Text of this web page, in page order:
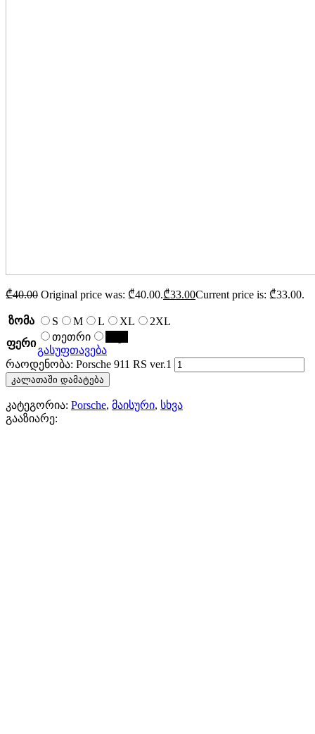
₾40.00 Original price was: ₾40.00.₾33.00Current price is: ₾33.00.
ზომა S M L XL
2XL
ფერი
თეთრი
გასუფთავება
რაოდენობა: Porsche 911 RS ver.1
კალათაში დამატება
კატეგორია: Porsche, მაისური, სხვა
გააზიარე: